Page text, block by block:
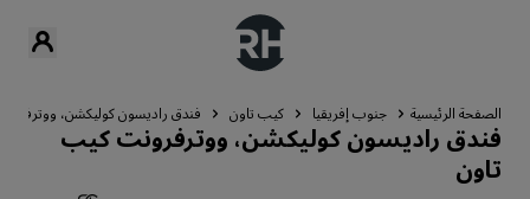
الصفحة الرئيسية جنوب إفريقيا كيب تاون فندق راديسون كوليكشن،
فندق راديسون كوليكشن، ووترفرونت كيب
تاون